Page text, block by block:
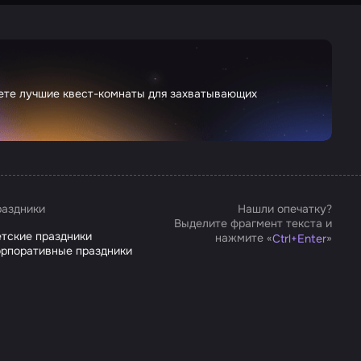
лучшие квест-комнаты для захватывающих
праздники
праздники
Нашли опечатку?
Выделите фрагмент текста и
нажмите «Ctrl+Enter»